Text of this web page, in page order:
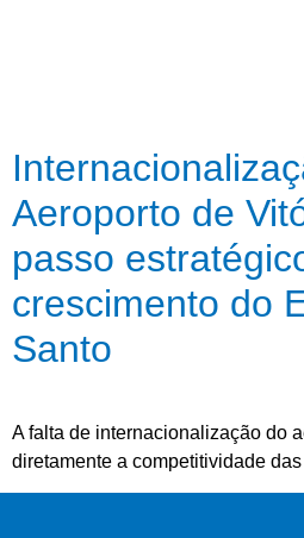
Aeroporto de
passo
crescimento do
Santo
A falta de internacionalização do
diretamente a competitividade